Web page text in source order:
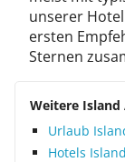
unserer
ersten
Sternen
Weitere Island
Urlaub
Hotels Island